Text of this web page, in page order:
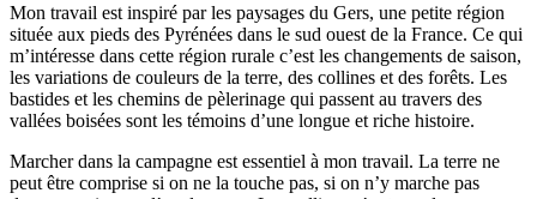
Mon travail est inspiré par les paysages du Gers, une petite région
située aux pieds des Pyrénées dans le sud ouest de la France. Ce qui
m’intéresse dans cette région rurale c’est les changements de saison,
les variations de couleurs de la terre, des collines et des forêts. Les
bastides et les chemins de pèlerinage qui passent au travers des
vallées boisées sont les témoins d’une longue et riche histoire.
Marcher dans la campagne est essentiel à mon travail. La terre ne
peut être comprise si on ne la touche pas, si on n’y marche pas